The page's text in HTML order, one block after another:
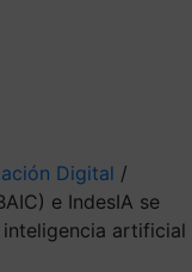
Digital /
e IndesIA se
artificial